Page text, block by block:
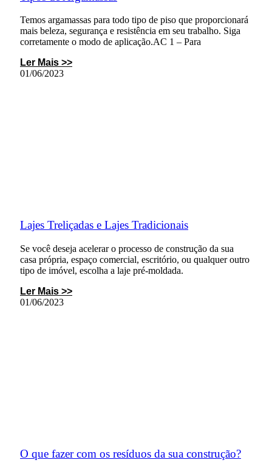
Temos argamassas para todo tipo de piso que proporcionará
mais beleza, segurança e resistência em seu trabalho. Siga
corretamente o modo de aplicação.AC 1 – Para
Ler Mais >>
01/06/2023
Lajes Treliçadas e Lajes Tradicionais
Se você deseja acelerar o processo de construção da sua
casa própria, espaço comercial, escritório, ou qualquer outro
tipo de imóvel, escolha a laje pré-moldada.
Ler Mais >>
01/06/2023
O que fazer com os resíduos da sua construção?